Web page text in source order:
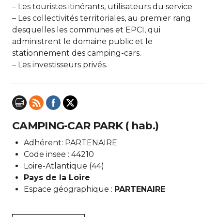
– Les touristes itinérants, utilisateurs du service.
– Les collectivités territoriales, au premier rang
desquelles les communes et EPCI, qui
administrent le domaine public et le
stationnement des camping-cars.
– Les investisseurs privés.
CAMPING-CAR PARK ( hab.)
Adhérent: PARTENAIRE
Code insee : 44210
Loire-Atlantique (44)
Pays de la Loire
Espace géographique : PARTENAIRE